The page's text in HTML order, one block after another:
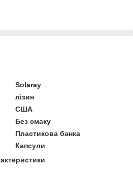
Solaray
лізин
США
Без смаку
Пластикова банка
Капсули